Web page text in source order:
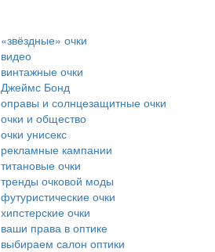
«звёздные» очки
видео
винтажные очки
Джеймс Бонд
оправы и солнцезащитные очки
очки и общество
очки унисекс
рекламные кампании
титановые очки
тренды очковой моды
футуристические очки
хипстерские очки
ваши права в оптике
выбираем салон оптики